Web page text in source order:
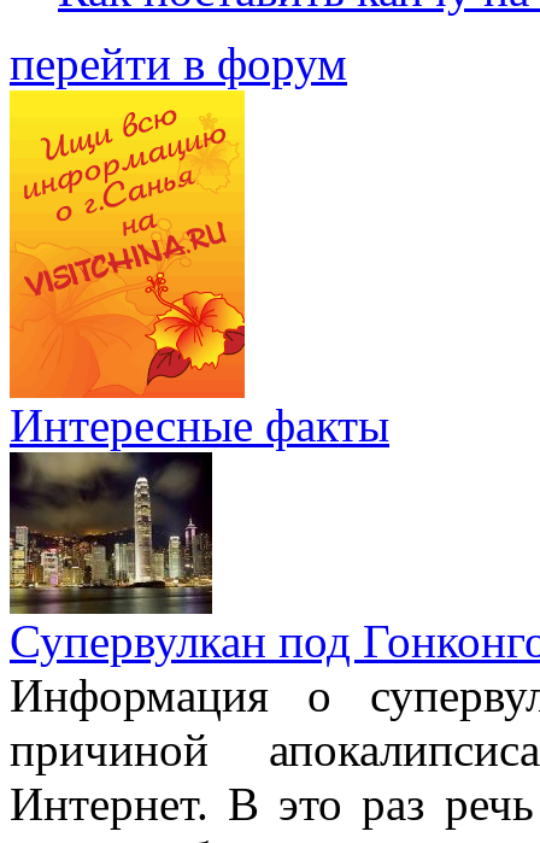
перейти в форум
Интересные факты
Супервулкан под
Информация о
причиной
Интернет. В это раз